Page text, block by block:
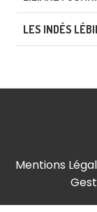
LES INDÉS
Mentions